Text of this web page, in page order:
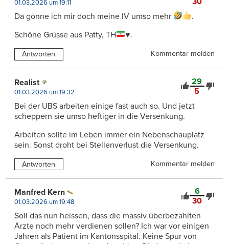
01.03.2026 um 19:11
Da gönne ich mir doch meine IV umso mehr
.
Schöne Grüsse aus Patty, TH
♥️.
Antworten Kommentar melden
29
5
Realist
01.03.2026 um 19:32
Bei der UBS arbeiten einige fast auch so. Und jetzt
scheppern sie umso heftiger in die Versenkung.
Arbeiten sollte im Leben immer ein Nebenschauplatz
sein. Sonst droht bei Stellenverlust die Versenkung.
Antworten Kommentar melden
6
30
Manfred Kern
01.03.2026 um 19:48
Soll das nun heissen, dass die massiv überbezahlten
Ärzte noch mehr verdienen sollen? Ich war vor einigen
Jahren als Patient im Kantonsspital. Keine Spur von